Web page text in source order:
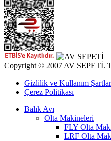
Copyright © 2007 AV SEPETİ.
Gizlilik ve Kullanım
Çerez Politikası
Balık Avı
Olta Makineleri
FLY Olta
LRF Olta